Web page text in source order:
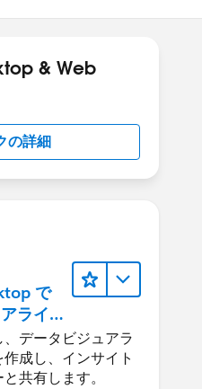
& Web
の詳細
で
ライ
じめ
データビジュアラ
成し、インサイト
共有します。